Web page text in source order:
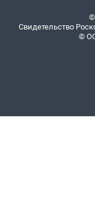
©
Свидетельство
©